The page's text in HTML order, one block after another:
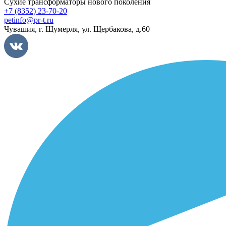
+7 (8352) 23-70-20
petinfo@pr-t.ru
Чувашия, г. Шумерля, ул. Щербакова, д.60